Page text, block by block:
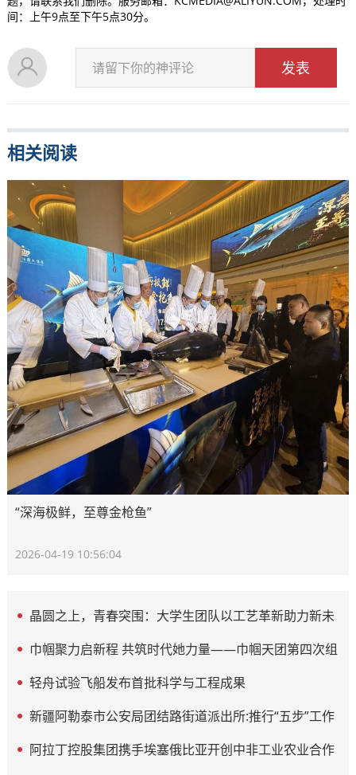
间：上午9点至下午5点30分。
请留下你的神评论 发表
相关阅读
“深海极鲜，至尊金枪鱼”
2026-04-19 10:56:04
晶圆之上，青春突围：大学生团队以工艺革新助力新未
来 巾帼聚力启新程 共筑时代她力量——巾帼天团第四次组
委会筹备会圆满举办
轻舟试验飞船发布首批科学与工程成果
新疆阿勒泰市公安局团结路街道派出所:推行“五步”工作
法 打造新时代“枫”景线
阿拉丁控股集团携手埃塞俄比亚开创中非工业农业合作